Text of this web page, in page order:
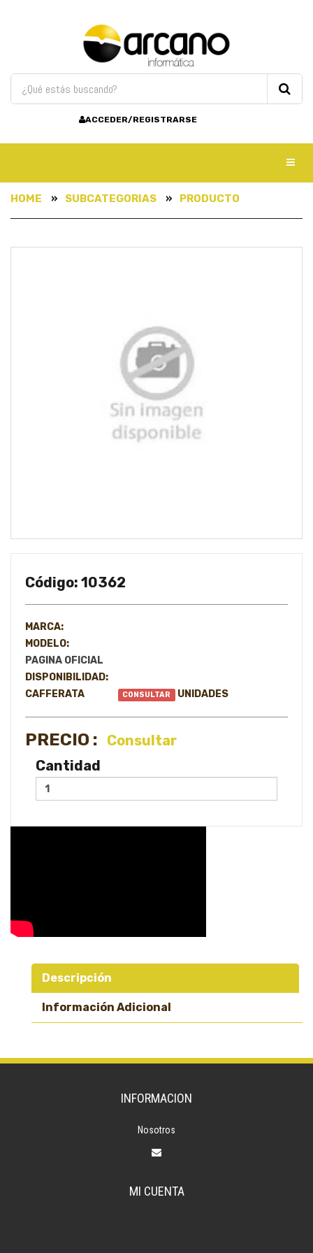
ACCEDER/REGISTRARSE
HOME SUBCATEGORIAS PRODUCTO
Código: 10362
MARCA:
MODELO:
PAGINA OFICIAL
DISPONIBILIDAD:
CAFFERATA
CONSULTAR UNIDADES
PRECIO :
Consultar
Cantidad
Descripción
Información Adicional
INFORMACION
Nosotros
MI CUENTA